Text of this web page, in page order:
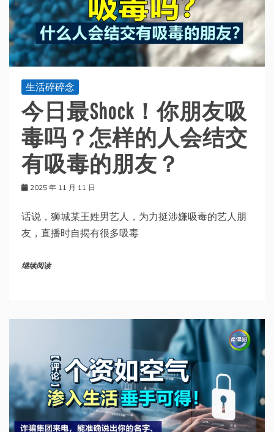
生活碎碎念
今日最Shock！你朋友吸
毒吗？怎样的人会结交
有吸毒的朋友？
2025 年 11 月 11 日
话说，狮城某王姓男艺人，为力挺涉嫌吸毒的艺人朋
友，直播时自揭有很多吸毒
继续阅读